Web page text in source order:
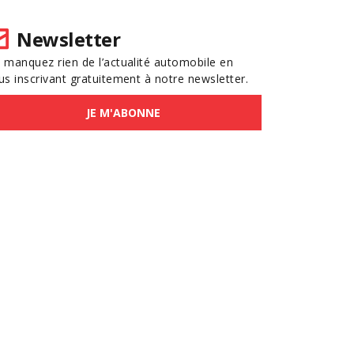
Newsletter
manquez rien de l’actualité automobile en
inscrivant gratuitement à notre newsletter.
JE M'ABONNE